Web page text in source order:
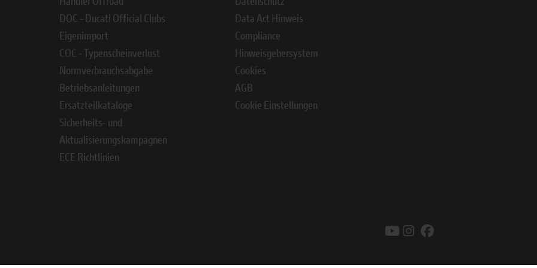
DOC - Ducati Official Clubs
Eigenimport
COC - Typenscheinverlust
Normverbrauchsabgabe
Betriebsanleitungen
Ersatzteilkataloge
Sicherheits- und
Aktualisierungskampagnen
ECE Richtlinien
Data Act Hinweis
Compliance
Hinweisgebersystem
Cookies
AGB
Cookie Einstellungen